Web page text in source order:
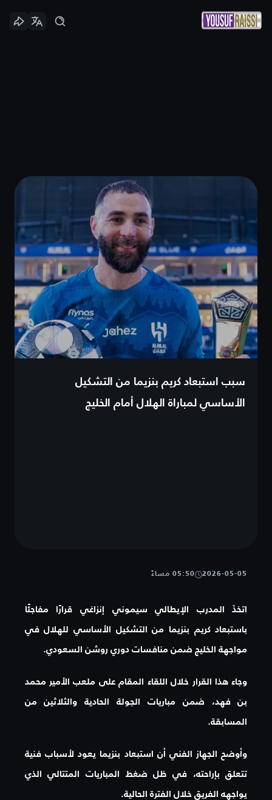
سبب استبعاد كريم بنزيما من التشكيل
الأساسي لمباراة الهلال أمام الخليج
2026-05-05 05:50 مساءً
اتخذَ المدرب الإيطالي سيموني إنزاغي قرارًا مفاجئًا
باستبعاد كريم بنزيما من التشكيل الأساسي للهلال في
مواجهة الخليج ضمن منافسات دوري روشن السعودي.
وجاء هذا القرار خلال اللقاء المقام على ملعب الأمير محمد
بن فهد، ضمن مباريات الجولة الحادية والثلاثين من
المسابقة.
وأوضح الجهاز الفني أن استبعاد بنزيما يعود لأسباب فنية
تتعلق بإراحته، في ظل ضغط المباريات المتتالي الذي
يواجهه الفريق خلال الفترة الحالية.